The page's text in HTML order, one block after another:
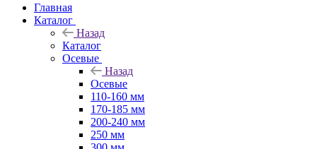
Главная
Каталог
Назад
Каталог
Осевые
Назад
Осевые
110-160 мм
170-185 мм
200-240 мм
250 мм